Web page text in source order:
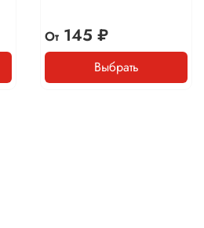
От145 ₽
Выбрать